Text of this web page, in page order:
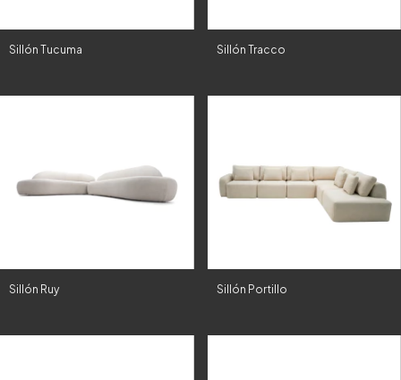
Sillón Tucuma Sillón Tracco
Sillón Ruy Sillón Portillo